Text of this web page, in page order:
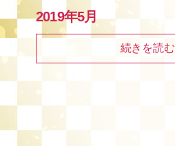
2019年5月
続きを読む